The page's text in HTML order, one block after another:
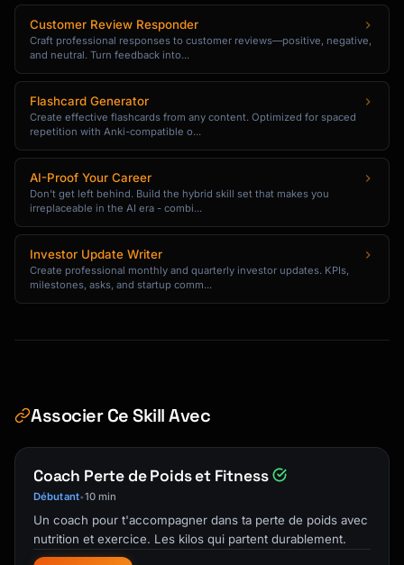
Editor, E. E. (Ed.). (Year). Title of work.
Publisher.
Editor, E. E., & Editor, F. F. (Eds.).
(Year). Title. Publisher.
```
#### Book Chapter
```
Author, A. A. (Year). Title of chapter. In E.
E. Editor (Ed.), Title of book (pp. xx-xx).
Publisher. DOI
In-text: (Author, Year)
```
```
exercise on cognition. Journal of Health
Psychology, 25(3), 112-128.
https://doi.org/10.xxxx
In-text: (Smith & Jones, 2020)
Customer Review Responder
Craft professional responses to customer reviews—positive, negative,
and neutral. Turn feedback into...
Flashcard Generator
Create effective flashcards from any content. Optimized for spaced
repetition with Anki-compatible o...
AI-Proof Your Career
Don't get left behind. Build the hybrid skill set that makes you
irreplaceable in the AI era - combi...
Investor Update Writer
Create professional monthly and quarterly investor updates. KPIs,
milestones, asks, and startup comm...
Associer Ce Skill Avec
Coach Perte de Poids et Fitness
Débutant•10 min
Un coach pour t'accompagner dans ta perte de poids avec
nutrition et exercice. Les kilos qui partent durablement.